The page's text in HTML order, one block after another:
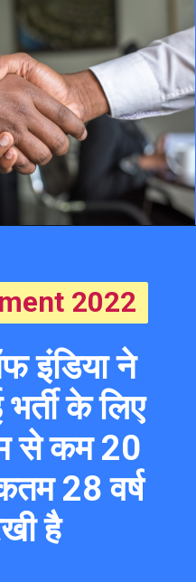
2022
इंडिया ने
के लिए
से कम 20
28 वर्ष
है